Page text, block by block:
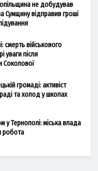
не добудував
Сумщину відправив гроші
смерть військового
уваги після
Соколової
громаді: активіст
та холод у школах
у Тернополі: міська влада
робота